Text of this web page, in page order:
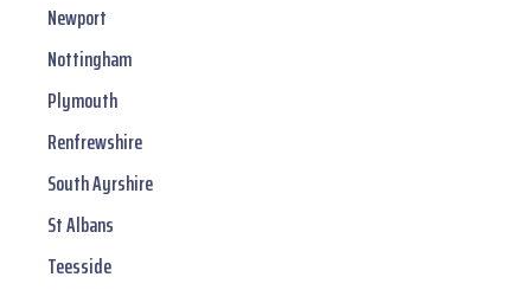
Newport
Nottingham
Plymouth
Renfrewshire
South Ayrshire
St Albans
Teesside